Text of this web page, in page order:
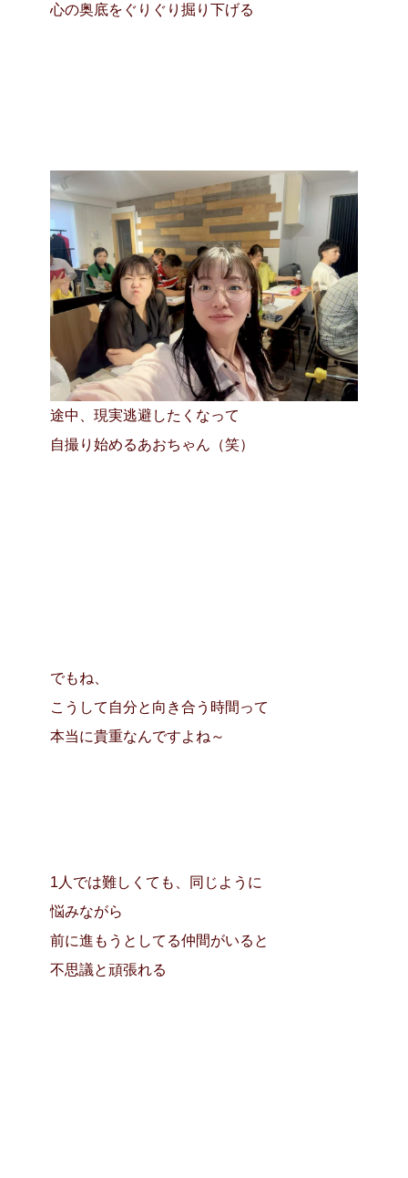
心の奥底をぐりぐり掘り下げる
途中、現実逃避したくなって
自撮り始めるあおちゃん（笑）
でもね、
こうして自分と向き合う時間って
本当に貴重なんですよね～
1人では難しくても、同じように
悩みながら
前に進もうとしてる仲間がいると
不思議と頑張れる